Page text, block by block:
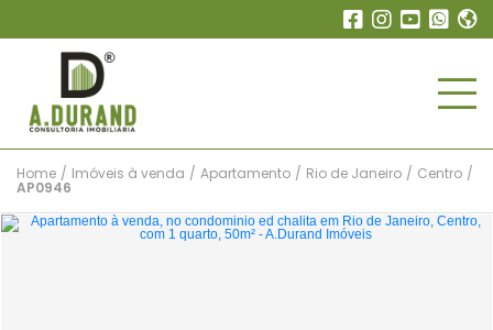
Home / Imóveis à venda / Apartamento / Rio de Janeiro / Centro /
AP0946